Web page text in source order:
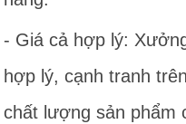
- Giá cả hợp lý:
hợp lý, cạnh tranh
chất lượng sản phẩm